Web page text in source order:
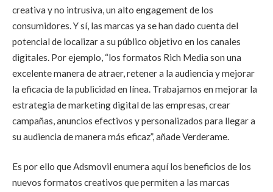
creativa y no intrusiva, un alto engagement de los
consumidores. Y sí, las marcas ya se han dado cuenta del
potencial de localizar a su público objetivo en los canales
digitales. Por ejemplo, “los formatos Rich Media son una
excelente manera de atraer, retener a la audiencia y mejorar
la eficacia de la publicidad en línea. Trabajamos en mejorar la
estrategia de marketing digital de las empresas, crear
campañas, anuncios efectivos y personalizados para llegar a
su audiencia de manera más eficaz”, añade Verderame.
Es por ello que Adsmovil enumera aquí los beneficios de los
nuevos formatos creativos que permiten a las marcas